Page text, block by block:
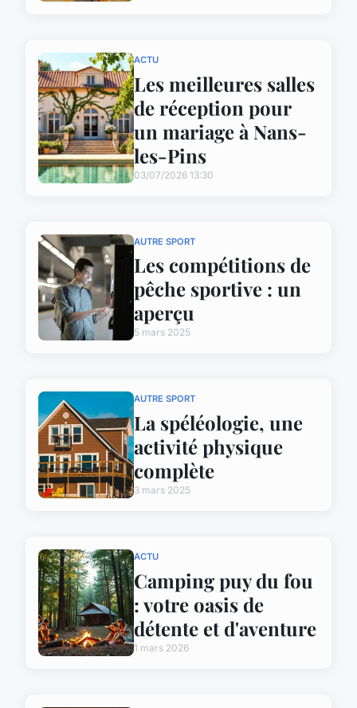
ACTU
Les meilleures salles
de réception pour
un mariage à Nans-
les-Pins
03/07/2026 13:30
AUTRE SPORT
Les compétitions de
pêche sportive : un
aperçu
5 mars 2025
AUTRE SPORT
La spéléologie, une
activité physique
complète
3 mars 2025
ACTU
Camping puy du fou
: votre oasis de
détente et d'aventure
1 mars 2026